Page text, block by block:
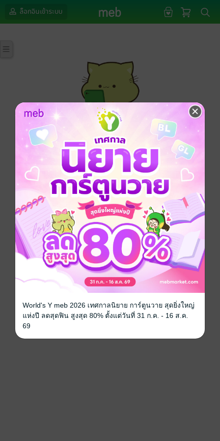
ล็อกอินเข้าระบบ
กรุณาเข้าสู่ระบบก่อนดำเนินรายการด้วยค่ะ
ล็อกอินเข้าระบบ
World's Y meb 2026 เทศกาลนิยาย การ์ตูนวาย สุดยิ่งใหญ่
แห่งปี ลดสุดฟิน สูงสุด 80% ตั้งแต่วันที่ 31 ก.ค. - 16 ส.ค.
69